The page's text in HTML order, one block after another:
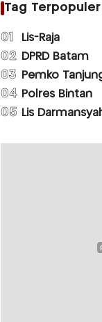
Tag Terpopuler
01 Lis-Raja
02 DPRD Batam
03 Pemko
04 Polres Bintan
05 Lis